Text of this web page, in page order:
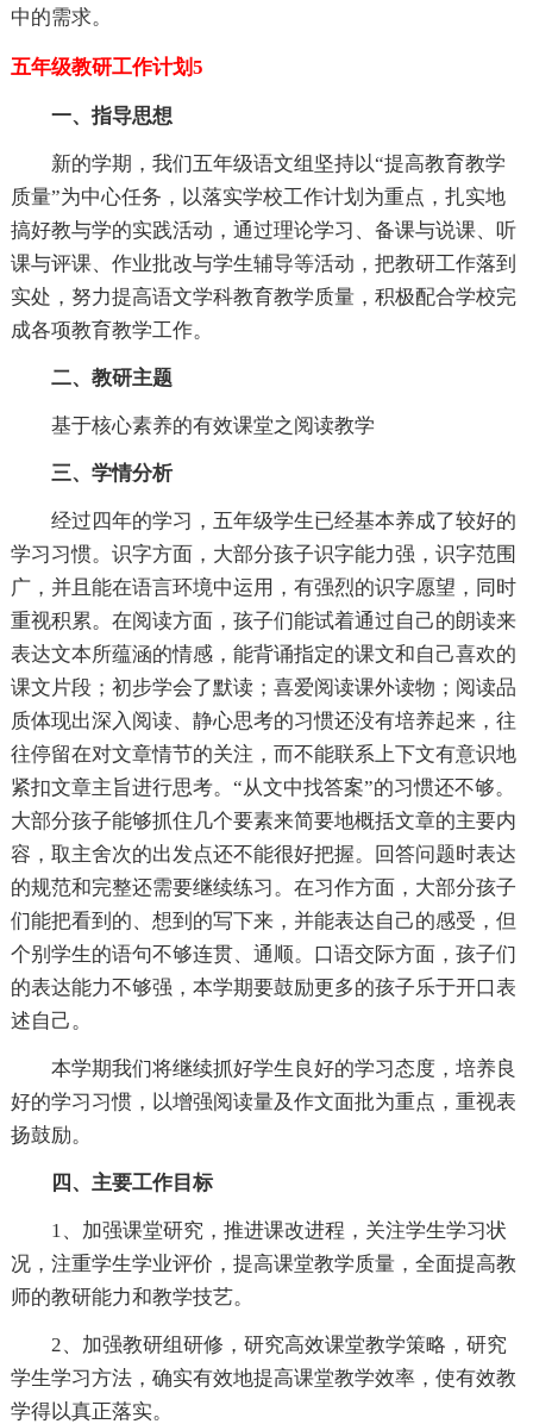
中的需求。
五年级教研工作计划5
一、指导思想
新的学期，我们五年级语文组坚持以“提高教育教学
质量”为中心任务，以落实学校工作计划为重点，扎实地
搞好教与学的实践活动，通过理论学习、备课与说课、听
课与评课、作业批改与学生辅导等活动，把教研工作落到
实处，努力提高语文学科教育教学质量，积极配合学校完
成各项教育教学工作。
二、教研主题
基于核心素养的有效课堂之阅读教学
三、学情分析
经过四年的学习，五年级学生已经基本养成了较好的
学习习惯。识字方面，大部分孩子识字能力强，识字范围
广，并且能在语言环境中运用，有强烈的识字愿望，同时
重视积累。在阅读方面，孩子们能试着通过自己的朗读来
表达文本所蕴涵的情感，能背诵指定的课文和自己喜欢的
课文片段；初步学会了默读；喜爱阅读课外读物；阅读品
质体现出深入阅读、静心思考的习惯还没有培养起来，往
往停留在对文章情节的关注，而不能联系上下文有意识地
紧扣文章主旨进行思考。“从文中找答案”的习惯还不够。
大部分孩子能够抓住几个要素来简要地概括文章的主要内
容，取主舍次的出发点还不能很好把握。回答问题时表达
的规范和完整还需要继续练习。在习作方面，大部分孩子
们能把看到的、想到的写下来，并能表达自己的感受，但
个别学生的语句不够连贯、通顺。口语交际方面，孩子们
的表达能力不够强，本学期要鼓励更多的孩子乐于开口表
述自己。
本学期我们将继续抓好学生良好的学习态度，培养良
好的学习习惯，以增强阅读量及作文面批为重点，重视表
扬鼓励。
四、主要工作目标
1、加强课堂研究，推进课改进程，关注学生学习状
况，注重学生学业评价，提高课堂教学质量，全面提高教
师的教研能力和教学技艺。
2、加强教研组研修，研究高效课堂教学策略，研究
学生学习方法，确实有效地提高课堂教学效率，使有效教
学得以真正落实。